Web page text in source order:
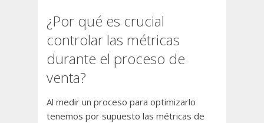
¿Por qué es crucial
controlar las métricas
durante el proceso de
venta?
Al medir un proceso para optimizarlo
tenemos por supuesto las métricas de